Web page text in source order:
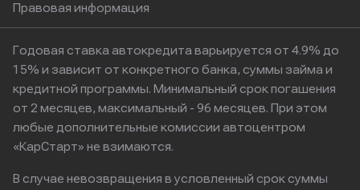
Правовая информация
Годовая ставка автокредита варьируется от 4.9% до
15% и зависит от конкретного банка, суммы займа и
кредитной программы. Минимальный срок погашения
от 2 месяцев, максимальный - 96 месяцев. При этом
любые дополнительные комиссии автоцентром
«КарСтарт» не взимаются.
В случае невозвращения в условленный срок суммы